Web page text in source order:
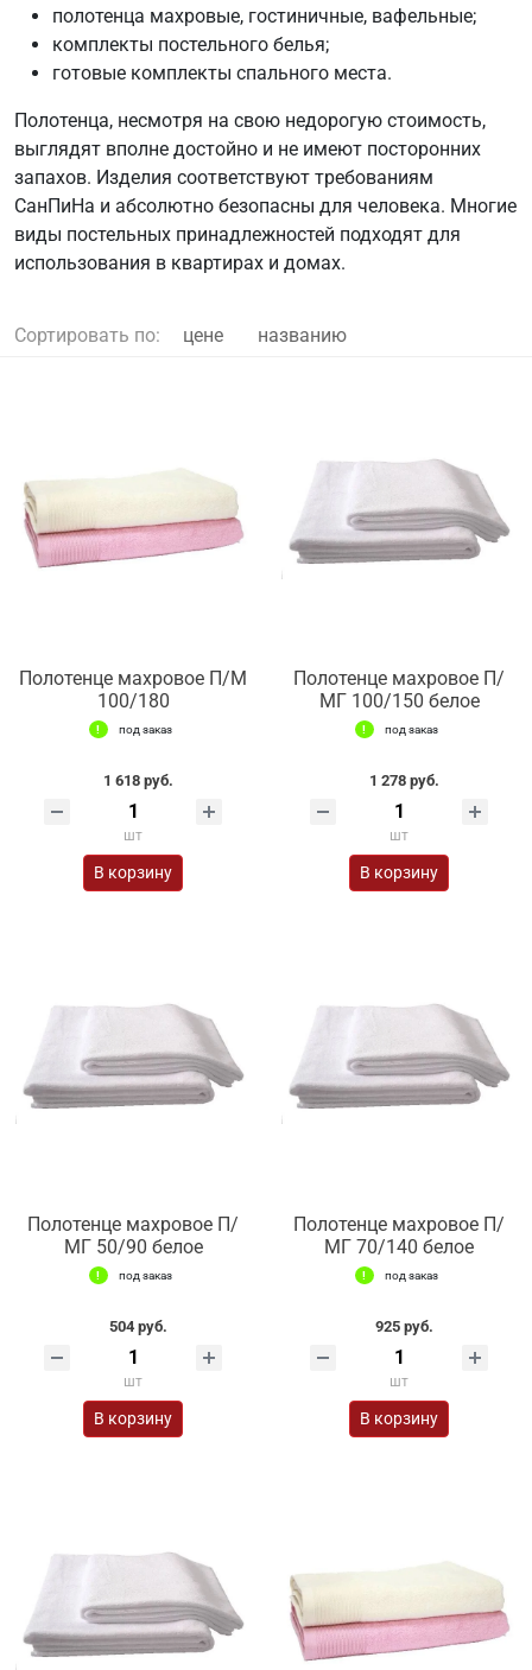
полотенца махровые, гостиничные, вафельные;
комплекты постельного белья;
готовые комплекты спального места.
Полотенца, несмотря на свою недорогую стоимость,
выглядят вполне достойно и не имеют посторонних
запахов. Изделия соответствуют требованиям
СанПиНа и абсолютно безопасны для человека. Многие
виды постельных принадлежностей подходят для
использования в квартирах и домах.
Сортировать по: цене названию
Полотенце махровое П/М
100/180
под заказ
1 618 руб.
шт
В корзину
Полотенце махровое П/
МГ 100/150 белое
под заказ
1 278 руб.
шт
В корзину
Полотенце махровое П/
МГ 50/90 белое
под заказ
504 руб.
шт
В корзину
Полотенце махровое П/
МГ 70/140 белое
под заказ
925 руб.
шт
В корзину